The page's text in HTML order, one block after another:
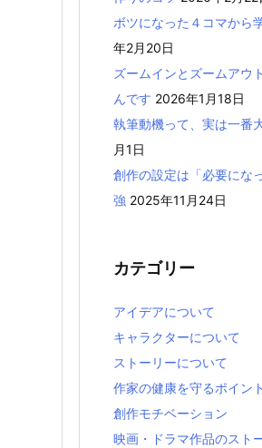
ボツになった４コマから
年2月20日
ズームインとズームアウ
んです 2026年1月18日
執筆動機って、実は一番
月1日
創作の設定は「必要にな
強 2025年11月24日
カテゴリー
アイデアについて
キャラクターについて
ストーリーについて
作家の健康を守るポイント
創作モチベーション
映画・ドラマ作品のスト